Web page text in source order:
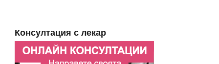
Консултация с лекар